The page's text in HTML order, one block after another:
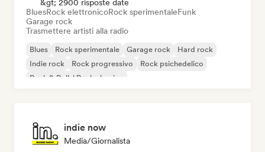
&gt; 2900 risposte date
BluesRock elettronicoRock sperimentaleFunk
Garage rock
Trasmettere artisti alla radio
Blues Rock sperimentale Garage rock
Hard rock
Indie rock
Rock progressivo
Rock psichedelico
Rock & Roll / Rock classico
indie now
Media/Giornalista